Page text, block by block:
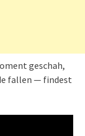
geschah,
fallen — findest